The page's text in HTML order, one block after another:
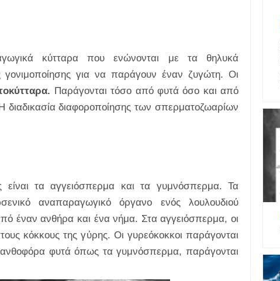
κύτταρα που ενώνονται με τα θηλυκά
για να παράγουν έναν ζυγώτη. Οι
Παράγονται τόσο από φυτά όσο και από
διαδικασία διαφοροποίησης των σπερματοζωαρίων
τα αγγειόσπερμα και τα γυμνόσπερμα. Τα
αναπαραγωγικό όργανο ενός λουλουδιού
έναν ανθήρα και ένα νήμα. Στα αγγειόσπερμα, οι
κόκκους της γύρης. Οι γυρεόκοκκοι παράγονται
φυτά όπως τα γυμνόσπερμα, παράγονται